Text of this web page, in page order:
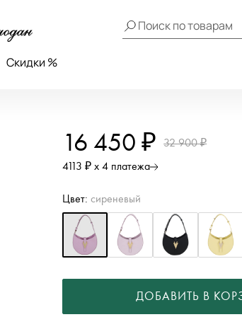
Скидки %
16 450 ₽ 32 900 ₽
4113 ₽ х 4 платежа
Цвет:сиреневый
ДОБАВИТЬ В